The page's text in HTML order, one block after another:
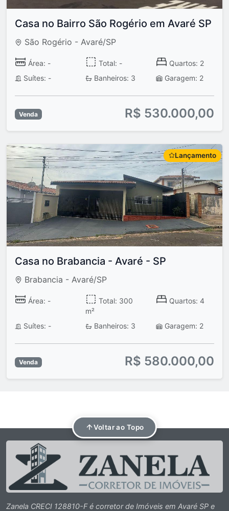
Casa no Bairro São Rogério em Avaré SP
São Rogério - Avaré/SP
Área: - Total: -
Quartos: 2
Suítes: -
Banheiros: 3 Garagem: 2
Venda R$ 530.000,00
Lançamento
Casa no Brabancia - Avaré - SP
Brabancia - Avaré/SP
Área: -
Total: 300
m²
Quartos: 4
Suítes: - Banheiros: 3 Garagem: 2
Venda R$ 580.000,00
Voltar ao Topo
Zanela CRECI 128810-F é corretor de Imóveis em Avaré SP e